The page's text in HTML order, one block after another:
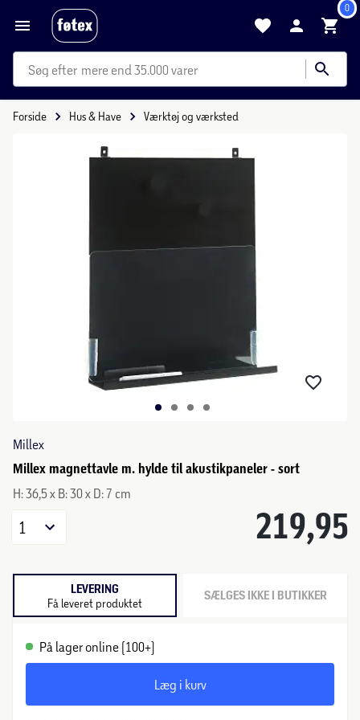
0
mere end 35.000 varer
Forside Hus & Have Værktøj og værksted
Millex
Millex magnettavle m. hylde til akustikpaneler - sort
H: 36,5 x B: 30 x D: 7 cm
219,95
1
LEVERING
Få leveret produktet SÆLGES IKKE I BUTIKKER
På lager online (100+)
Læg i kurv